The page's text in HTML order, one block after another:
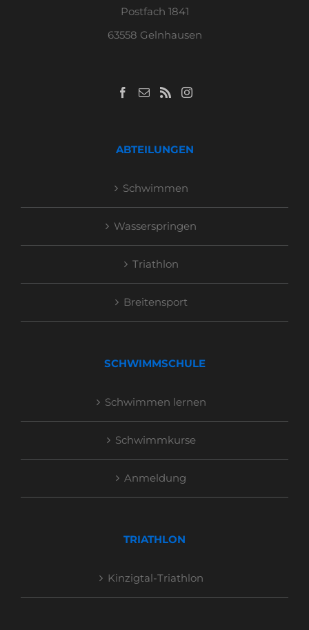
Postfach 1841
63558 Gelnhausen
ABTEILUNGEN
Schwimmen
Wasserspringen
Triathlon
Breitensport
SCHWIMMSCHULE
Schwimmen lernen
Schwimmkurse
Anmeldung
TRIATHLON
Kinzigtal-Triathlon